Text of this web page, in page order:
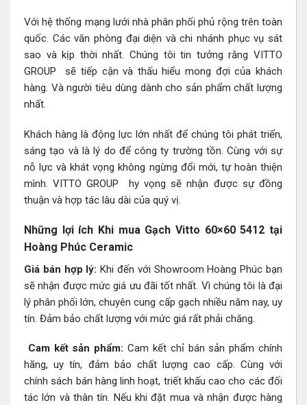
Với hệ thống mạng lưới nhà phân phối phủ rộng trên toàn
quốc. Các văn phòng đại diện và chi nhánh phục vụ sát
sao và kịp thời nhất. Chúng tôi tin tưởng rằng VITTO
GROUP sẽ tiếp cận và thấu hiểu mong đợi của khách
hàng. Và người tiêu dùng dành cho sản phẩm chất lượng
nhất.
Khách hàng là động lực lớn nhất để chúng tôi phát triển,
sáng tạo và là lý do để công ty trường tồn. Cùng với sự
nỗ lực và khát vọng không ngừng đổi mới, tự hoàn thiện
mình. VITTO GROUP hy vọng sẽ nhận được sự đồng
thuận và hợp tác lâu dài của quý vị.
Những lợi ích Khi mua Gạch Vitto 60×60 5412 tại
Hoàng Phúc Ceramic
Giá bán hợp lý:Khi đến với Showroom Hoàng Phúc bạn
sẽ nhận được mức giá ưu đãi tốt nhất. Vì chúng tôi là đại
lý phân phối lớn, chuyên cung cấp gạch nhiều năm nay, uy
tín. Đảm bảo chất lượng với mức giá rất phải chăng.
Cam kết sản phẩm: Cam kết chỉ bán sản phẩm chính
hãng, uy tín, đảm bảo chất lượng cao cấp. Cùng với
chính sách bán hàng linh hoạt, triết khấu cao cho các đối
tác lớn và thân tín. Nếu khi đặt mua và nhận được hàng